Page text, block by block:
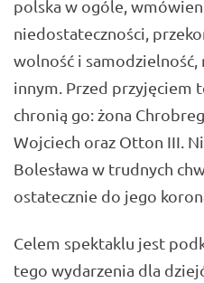
polska w ogóle,
niedostateczności,
wolność i
innym. Przed przyjęciem
chronią go: żona
Wojciech oraz Otton III.
Bolesława w trudnych
ostatecznie do jego
Celem spektaklu jest
tego wydarzenia dla